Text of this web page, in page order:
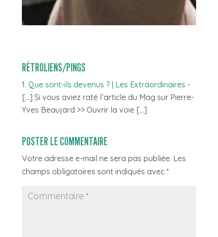
RÉTROLIENS/PINGS
Que sont-ils devenus ? | Les Extraordinaires -
[…] Si vous aviez raté l’article du Mag sur Pierre-
Yves Beaujard >> Ouvrir la voie […]
POSTER LE COMMENTAIRE
Votre adresse e-mail ne sera pas publiée. Les
champs obligatoires sont indiqués avec *